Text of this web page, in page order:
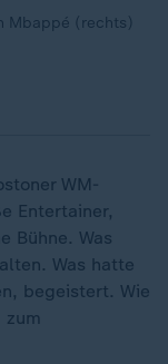
Mbappé (rechts)
WM-
Entertainer,
Bühne. Was
Was hatte
begeistert. Wie